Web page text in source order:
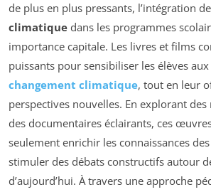
de plus en plus pressants, l’intégration
climatique dans les programmes
importance capitale. Les livres et films
puissants pour sensibiliser les élèves
changement climatique, tout en leur
perspectives nouvelles. En explorant
des documentaires éclairants, ces
seulement enrichir les connaissances
stimuler des débats constructifs autour
d’aujourd’hui. À travers une approche